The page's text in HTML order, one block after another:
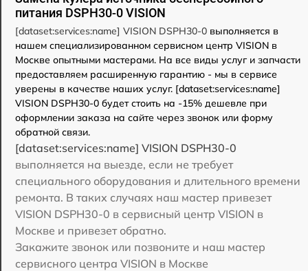
питания DSPH30-0 VISION
[dataset:services:name] VISION DSPH30-0 выполняется в
нашем специализированном сервисном центр VISION в
Москве опытными мастерами. На все виды услуг и запчасти
предоставляем расширенную гарантию - мы в сервисе
уверены в качестве наших услуг. [dataset:services:name]
VISION DSPH30-0 будет стоить на -15% дешевле при
оформлении заказа на сайте через звонок или форму
обратной связи.
[dataset:services:name] VISION DSPH30-0
выполняется на выезде, если не требует
специального оборудования и длительного времени
ремонта. В таких случаях наш мастер привезет
VISION DSPH30-0 в сервисный центр VISION в
Москве и привезет обратно.
Закажите звонок или позвоните и наш мастер
сервисного центра VISION в Москве